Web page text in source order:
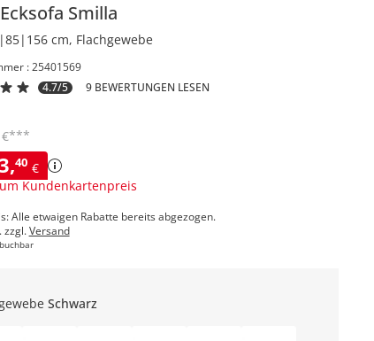
Ecksofa Smilla
cm, Flachgewebe
: 25401569
4.7/5
9 BEWERTUNGEN LESEN
,40 €
Kundenkartenpreis
€***
Alle etwaigen Rabatte bereits abgezogen.
zzgl.Versand
Schwarz